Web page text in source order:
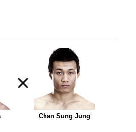
Chan Sung Jung